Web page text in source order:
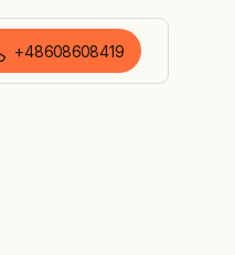
+48608608419